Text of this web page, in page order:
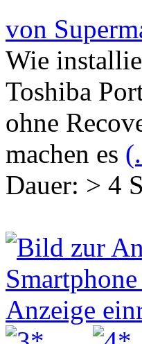
von
Wie
Toshiba
ohne
machen es
Dauer: > 4